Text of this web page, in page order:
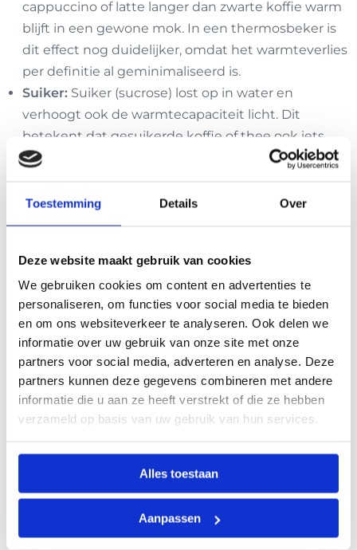
Toestemming Details Over
Deze website maakt gebruik van cookies
We gebruiken cookies om content en advertenties te
personaliseren, om functies voor social media te bieden
en om ons websiteverkeer te analyseren. Ook delen we
informatie over uw gebruik van onze site met onze
partners voor social media, adverteren en analyse. Deze
partners kunnen deze gegevens combineren met andere
informatie die u aan ze heeft verstrekt of die ze hebben
verzameld op basis van uw gebruik van hun services.
Alles toestaan
Aanpassen
cappuccino of latte langer dan zwarte koffie warm
blijft in een gewone mok. In een thermosbeker is
dit effect nog duidelijker, omdat het warmteverlies
per definitie al geminimaliseerd is.
Suiker: Suiker (sucrose) lost op in water en
verhoogt ook de warmtecapaciteit licht. Dit
betekent dat gesuikerde koffie of thee ook iets
langer warm blijft dan de ongesuikerde variant. De
die van melk.
De effectieve warmtecapaciteit van een mengsel is
niet zomaar de som van de warmtecapaciteiten van
de componenten. Interacties tussen moleculen
spelen een rol. Melk, met zijn complexe
samenstelling van vetten, eiwitten, suikers (lactose)
en mineralen, heeft een hogere warmtecapaciteit
per volume-eenheid dan puur water. Dit is een
sleutelfactor.
voor onderweg.
De Energieverliezen: Waar Gaat de
Warmte Weg?